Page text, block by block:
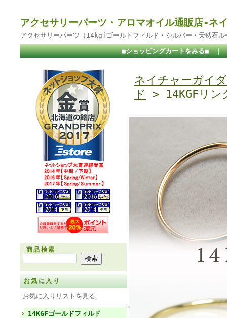
アクセサリーパーツ・アロマオイル通販店-ネ
アクセサリーパーツ（14kgfゴールドフィルド・シルバー・天然石
■ショッピングカートをみる■ ｜
商品検索
お気に入り
お気に入りリストを見る
14KGFゴールドフィルド
ネイチャーガイ
ド
> 14KGFリン